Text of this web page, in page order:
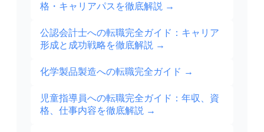
格・キャリアパスを徹底解説 →
公認会計士への転職完全ガイド：キャリア
形成と成功戦略を徹底解説 →
化学製品製造への転職完全ガイド →
児童指導員への転職完全ガイド：年収、資
格、仕事内容を徹底解説 →